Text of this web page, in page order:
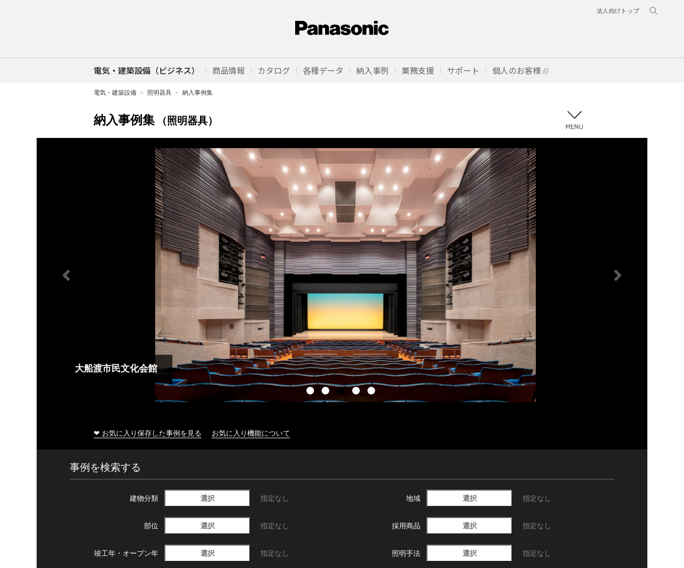
法人向けトップ
電気・建築設備（ビジネス） 商品情報 カタログ 各種データ 納入事例 業務支援 サポート 個人のお客様
電気・建築設備 照明器具 納入事例集
納入事例集 （照明器具）
大船渡市民文化会館
❤ お気に入り保存した事例を見る お気に入り機能について
事例を検索する
建物分類 選択 指定なし 地域 選択 指定なし
部位 選択 指定なし 採用商品 選択 指定なし
竣工年・ オープン年 選択 指定なし 照明手法 選択 指定なし